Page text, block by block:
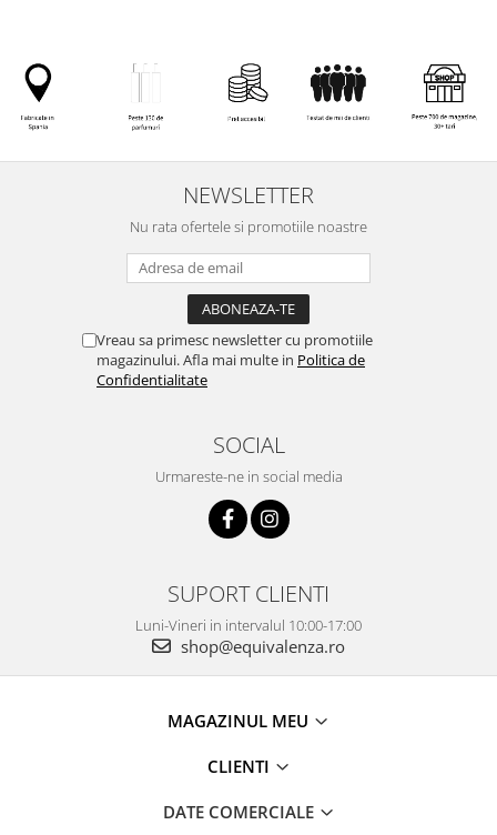
NEWSLETTER
Nu rata ofertele si promotiile noastre
Vreau sa primesc newsletter cu promotiile
magazinului. Afla mai multe in Politica de
Confidentialitate
SOCIAL
Urmareste-ne in social media
SUPORT CLIENTI
Luni-Vineri in intervalul 10:00-17:00
shop@equivalenza.ro
MAGAZINUL MEU
CLIENTI
DATE COMERCIALE